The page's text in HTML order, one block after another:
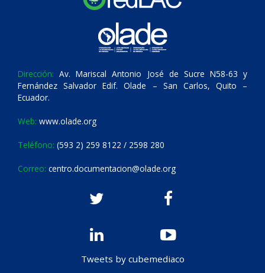
Dirección: Av. Mariscal Antonio José de Sucre N58-63 y
Fernández Salvador Edif. Olade – San Carlos, Quito –
Ecuador.
Web: www.olade.org
Teléfono: (593 2) 259 8122 / 2598 280
Correo: centro.documentacion@olade.org
Tweets by cubemediaco